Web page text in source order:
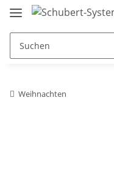
Weihnachten